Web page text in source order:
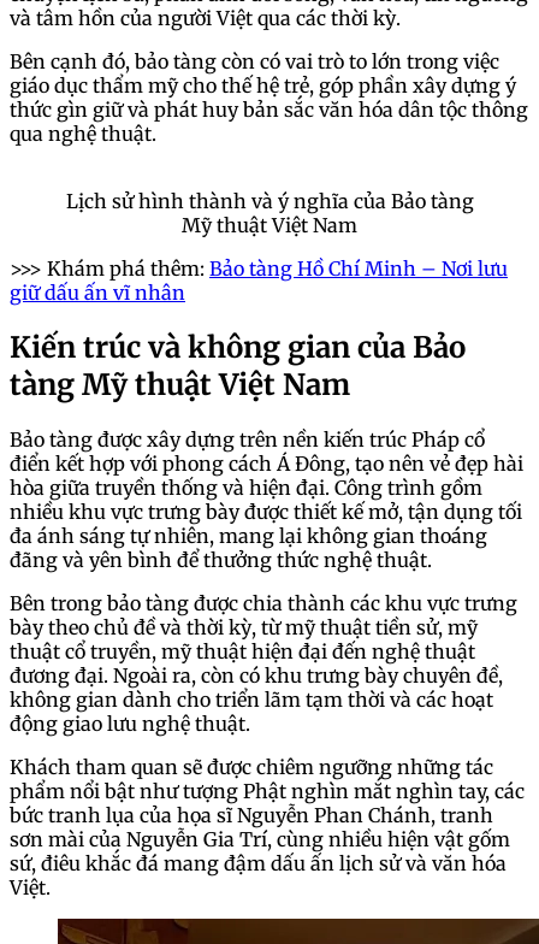
và tâm hồn của người Việt qua các thời kỳ.
Bên cạnh đó, bảo tàng còn có vai trò to lớn trong việc
giáo dục thẩm mỹ cho thế hệ trẻ, góp phần xây dựng ý
thức gìn giữ và phát huy bản sắc văn hóa dân tộc thông
qua nghệ thuật.
Lịch sử hình thành và ý nghĩa của Bảo tàng
Mỹ thuật Việt Nam
>>> Khám phá thêm: Bảo tàng Hồ Chí Minh – Nơi lưu
giữ dấu ấn vĩ nhân
Kiến trúc và không gian của Bảo
tàng Mỹ thuật Việt Nam
Bảo tàng được xây dựng trên nền kiến trúc Pháp cổ
điển kết hợp với phong cách Á Đông, tạo nên vẻ đẹp hài
hòa giữa truyền thống và hiện đại. Công trình gồm
nhiều khu vực trưng bày được thiết kế mở, tận dụng tối
đa ánh sáng tự nhiên, mang lại không gian thoáng
đãng và yên bình để thưởng thức nghệ thuật.
Bên trong bảo tàng được chia thành các khu vực trưng
bày theo chủ đề và thời kỳ, từ mỹ thuật tiền sử, mỹ
thuật cổ truyền, mỹ thuật hiện đại đến nghệ thuật
đương đại. Ngoài ra, còn có khu trưng bày chuyên đề,
không gian dành cho triển lãm tạm thời và các hoạt
động giao lưu nghệ thuật.
Khách tham quan sẽ được chiêm ngưỡng những tác
phẩm nổi bật như tượng Phật nghìn mắt nghìn tay, các
bức tranh lụa của họa sĩ Nguyễn Phan Chánh, tranh
sơn mài của Nguyễn Gia Trí, cùng nhiều hiện vật gốm
sứ, điêu khắc đá mang đậm dấu ấn lịch sử và văn hóa
Việt.